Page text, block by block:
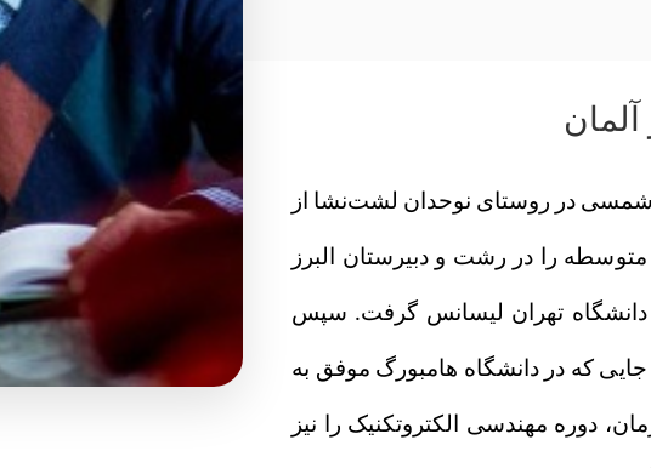
دکتر حسین نوحدانی در سال ۱۳۰۸ شمسی در روستای نوحدان لشت‌نشا از
را در رشت و دبيرستان البرز
دانشگاه تهران لیسانس گرفت. سپس
که در دانشگاه هامبورگ موفق به
دوره مهندسی الکتروتکنیک را نیز